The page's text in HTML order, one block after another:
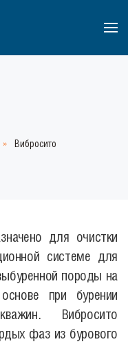
Вибросито
для очистки
системе для
породы на
при бурении
Вибросито
фаз из бурового